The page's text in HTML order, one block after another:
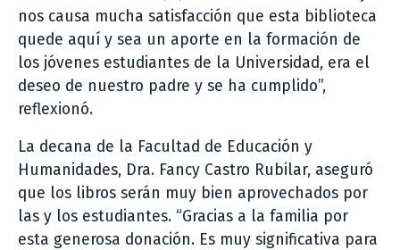
nos causa mucha satisfacción que esta biblioteca
quede aquí y sea un aporte en la formación de
los jóvenes estudiantes de la Universidad, era el
deseo de nuestro padre y se ha cumplido”,
reflexionó.
La decana de la Facultad de Educación y
Humanidades, Dra. Fancy Castro Rubilar, aseguró
que los libros serán muy bien aprovechados por
las y los estudiantes. “Gracias a la familia por
esta generosa donación. Es muy significativa para